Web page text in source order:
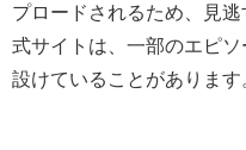
プロードされるため、見
式サイトは、一部のエピ
設けていることがあります